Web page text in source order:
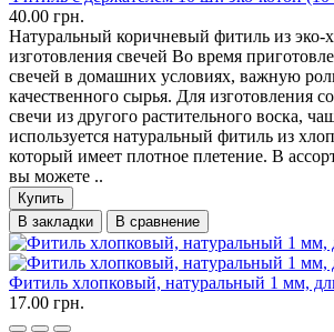
40.00 грн.
Натуральный коричневый фитиль из эко-
изготовления свечей Во время
свечей в домашних условиях, важную
качественного сырья. Для изготовления
свечи из другого растительного воска,
используется натуральный фитиль из
который имеет плотное плетение. В
вы можете ..
Купить
В закладки
В сравнение
Фитиль хлопковый, натуральный 1 мм,
17.00 грн.